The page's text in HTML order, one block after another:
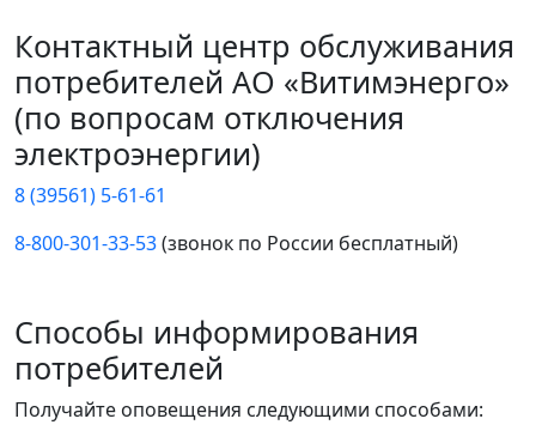
Контактный центр обслуживания
потребителей АО «Витимэнерго»
(по вопросам отключения
электроэнергии)
8 (39561) 5-61-61
8-800-301-33-53(звонок по России бесплатный)
Способы информирования
потребителей
Получайте оповещения следующими способами: